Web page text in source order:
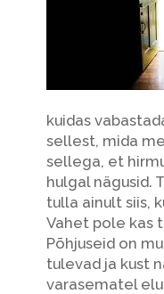
kuidas
sellest, mida
sellega, et
hulgal nägusid.
tulla ainult siis,
Vahet pole kas
Põhjuseid on
tulevad ja kust
varasematel